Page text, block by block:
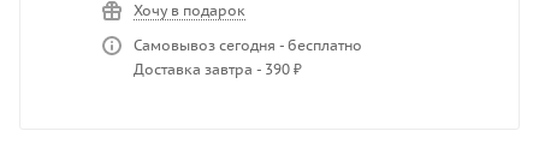
Хочу в подарок
Самовывоз сегодня - бесплатно
Доставка завтра - 390 ₽